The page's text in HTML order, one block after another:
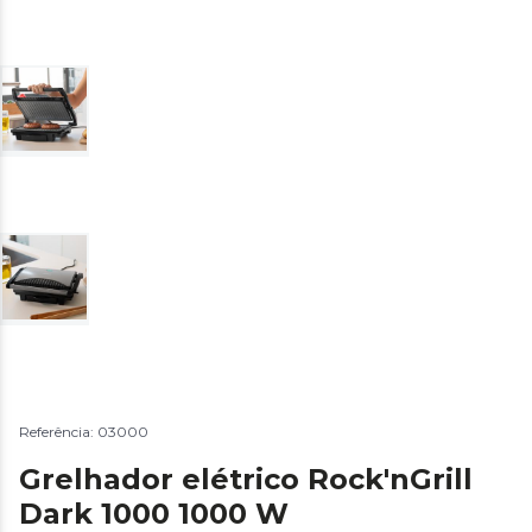
Referência: 03000
Grelhador elétrico Rock'nGrill
Dark 1000 1000 W